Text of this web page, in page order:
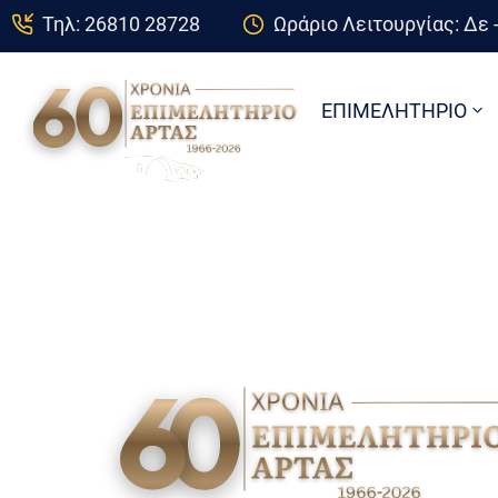
Τηλ: 26810 28728 Ωράριο Λειτουργίας:
ΕΠΙΜΕΛΗΤΗΡΙΟ